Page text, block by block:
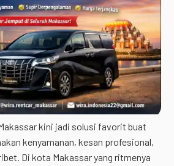
kini jadi solusi favorit buat
kenyamanan, kesan profesional,
Di kota Makassar yang ritmenya